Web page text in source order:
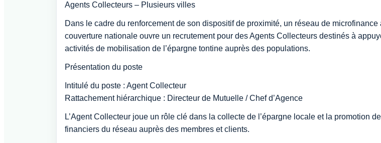
Agents Collecteurs – Plusieurs villes
Dans le cadre du renforcement de son dispositif de proximité, un réseau de microfinance
couverture nationale ouvre un recrutement pour des Agents Collecteurs destinés à
activités de mobilisation de l’épargne tontine auprès des populations.
Présentation du poste
Intitulé du poste : Agent Collecteur
Rattachement hiérarchique : Directeur de Mutuelle / Chef d’Agence
L’Agent Collecteur joue un rôle clé dans la collecte de l’épargne locale et la promotion
financiers du réseau auprès des membres et clients.